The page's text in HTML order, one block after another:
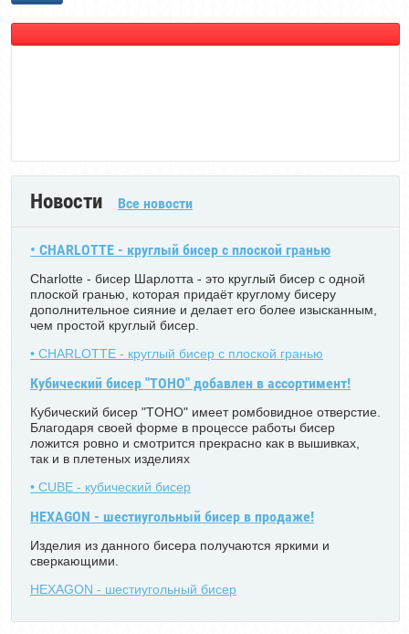
Новости Все новости
• CHARLOTTE - круглый бисер с плоской гранью
Charlotte - бисер Шарлотта - это круглый бисер с одной
плоской гранью, которая придаёт круглому бисеру
дополнительное сияние и делает его более изысканным,
чем простой круглый бисер.
• CHARLOTTE - круглый бисер с плоской гранью
Кубический бисер "TOHO" добавлен в ассортимент!
Кубический бисер "TOHO" имеет ромбовидное отверстие.
Благодаря своей форме в процессе работы бисер
ложится ровно и смотрится прекрасно как в вышивках,
так и в плетеных изделиях
• CUBE - кубический бисер
HEXAGON - шестиугольный бисер в продаже!
Изделия из данного бисера получаются яркими и
сверкающими.
HEXAGON - шестиугольный бисер